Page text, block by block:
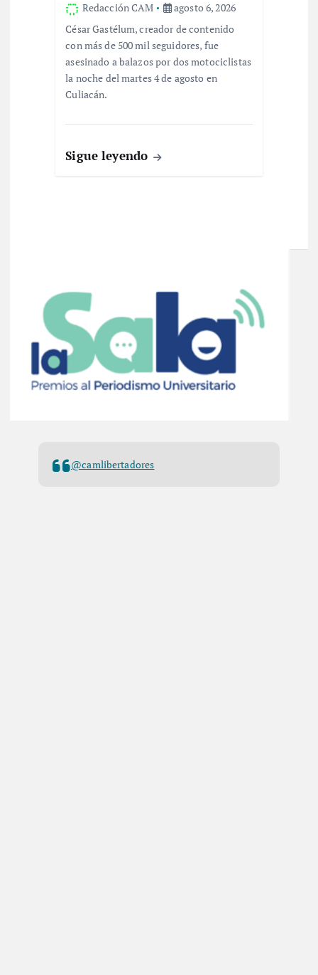
Redacción CAM
agosto 6, 2026
César Gastélum, creador de contenido
con más de 500 mil seguidores, fue
asesinado a balazos por dos motociclistas
la noche del martes 4 de agosto en
Culiacán.
Sigue leyendo
@camlibertadores